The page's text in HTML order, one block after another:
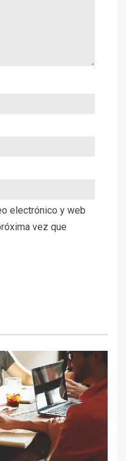
electrónico y web
vez que